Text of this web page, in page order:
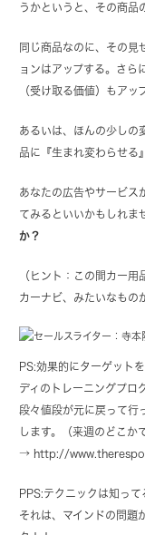
うかというと、その商品
同じ商品なのに、その見
ョンはアップする。さら
（受け取る価値）もアッ
あるいは、ほんの少しの
品に『生まれ変わらせる
あなたの広告やサービス
てみるといいかもしれま
か？
（ヒント：この間カー
カーナビ、みたいなもの
PS:効果的にターゲット
ディのトレーニングプロ
段々値段が元に戻って行
します。（来週のどこか
→ http://
PPS:テクニックは知っ
それは、マインドの問題